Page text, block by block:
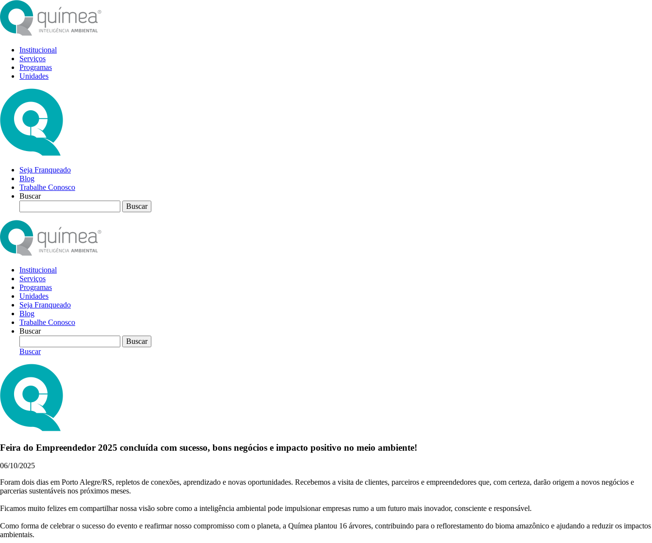
Institucional
Serviços
Programas
Unidades
Seja Franqueado
Blog
Trabalhe Conosco
Buscar
Institucional
Serviços
Programas
Unidades
Seja Franqueado
Blog
Trabalhe Conosco
Buscar
Buscar
Feira do Empreendedor 2025 concluída com sucesso, bons negócios e impacto positivo no meio ambiente!
06/10/2025
Foram dois dias em Porto Alegre/RS, repletos de conexões, aprendizado e novas oportunidades. Recebemos a visita de clientes, parceiros e empreendedores que, com certeza, darão origem a novos negócios e
parcerias sustentáveis nos próximos meses.
Ficamos muito felizes em compartilhar nossa visão sobre como a inteligência ambiental pode impulsionar empresas rumo a um futuro mais inovador, consciente e responsável.
Como forma de celebrar o sucesso do evento e reafirmar nosso compromisso com o planeta, a Químea plantou 16 árvores, contribuindo para o reflorestamento do bioma amazônico e ajudando a reduzir os impactos
ambientais.